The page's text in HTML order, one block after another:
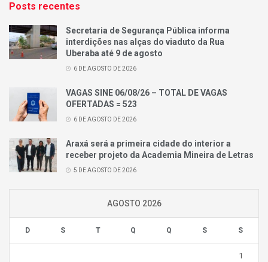
Posts recentes
Secretaria de Segurança Pública informa
interdições nas alças do viaduto da Rua
Uberaba até 9 de agosto
6 DE AGOSTO DE 2026
VAGAS SINE 06/08/26 – TOTAL DE VAGAS
OFERTADAS = 523
6 DE AGOSTO DE 2026
Araxá será a primeira cidade do interior a
receber projeto da Academia Mineira de Letras
5 DE AGOSTO DE 2026
AGOSTO 2026
D S T Q Q S S
1